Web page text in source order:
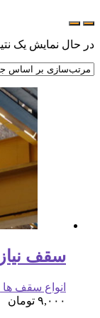
در حال نمایش یک
سقف
انواع سقف
۹,۰۰۰ تومان